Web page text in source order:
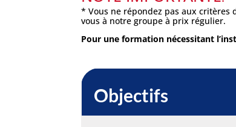
* Vous ne répondez pas aux critères
vous à notre groupe à prix régulier.
Pour une formation nécessitant
Objectifs